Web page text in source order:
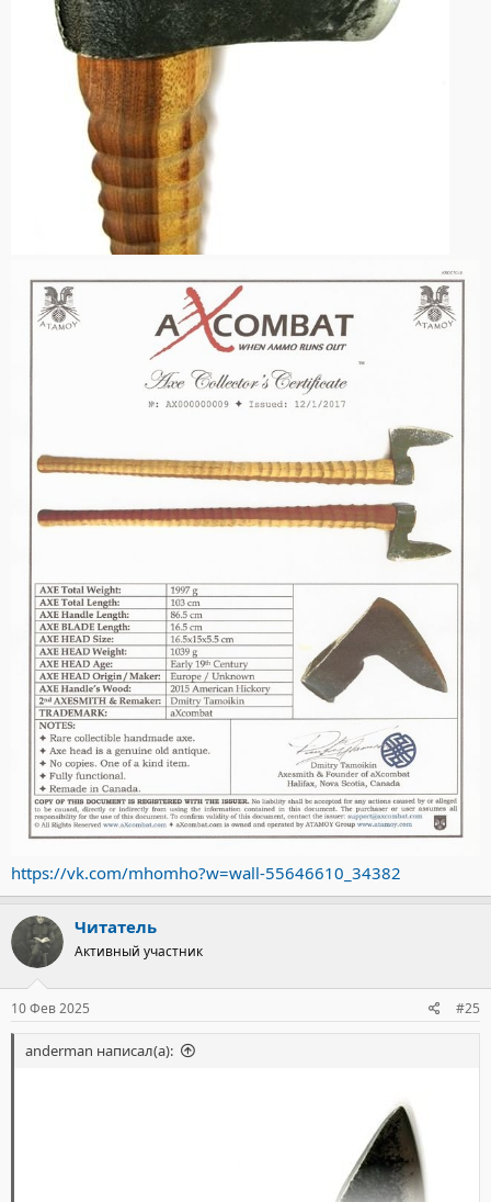
https://vk.com/mhomho?w=wall-55646610_34382
Читатель
Активный участник
10 Фев 2025 #25
anderman написал(а):